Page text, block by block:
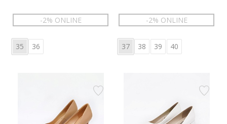
-2% ONLINE
35 36
-2% ONLINE
37 38 39 40